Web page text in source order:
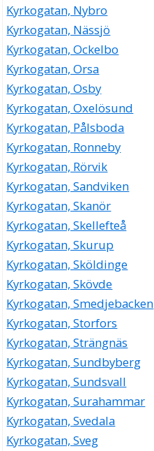
Kyrkogatan, Nybro
Kyrkogatan, Nässjö
Kyrkogatan, Ockelbo
Kyrkogatan, Orsa
Kyrkogatan, Osby
Kyrkogatan, Oxelösund
Kyrkogatan, Pålsboda
Kyrkogatan, Ronneby
Kyrkogatan, Rörvik
Kyrkogatan, Sandviken
Kyrkogatan, Skanör
Kyrkogatan, Skellefteå
Kyrkogatan, Skurup
Kyrkogatan, Sköldinge
Kyrkogatan, Skövde
Kyrkogatan, Smedjebacken
Kyrkogatan, Storfors
Kyrkogatan, Strängnäs
Kyrkogatan, Sundbyberg
Kyrkogatan, Sundsvall
Kyrkogatan, Surahammar
Kyrkogatan, Svedala
Kyrkogatan, Sveg